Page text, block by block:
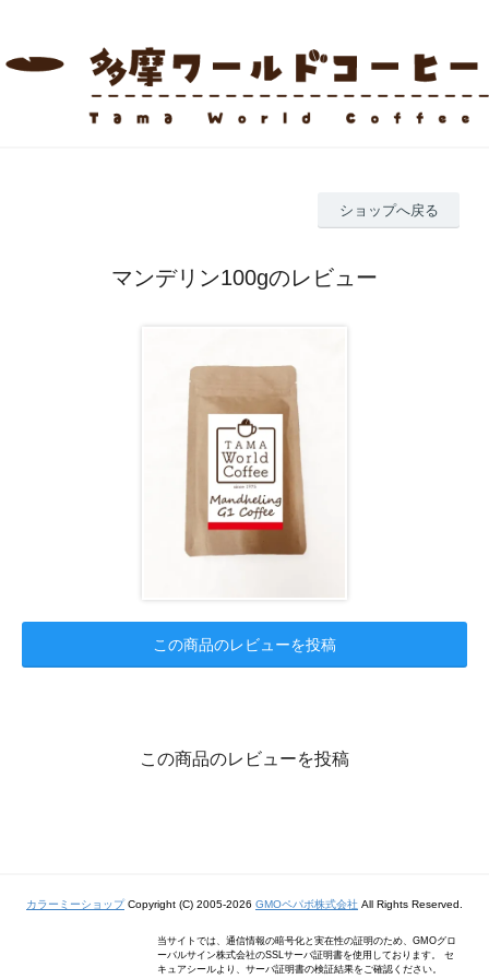
ショップへ戻る
マンデリン100gのレビュー
この商品のレビューを投稿
この商品のレビューを投稿
カラーミーショップCopyright (C) 2005-2026 GMOペパボ株式会社 All Rights Reserved.
当サイトでは、通信情報の暗号化と実在性の証明のため、GMOグロ
ーバルサイン株式会社のSSLサーバ証明書を使用しております。 セ
キュアシールより、サーバ証明書の検証結果をご確認ください。